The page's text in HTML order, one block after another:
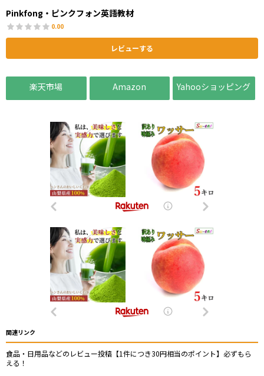
Pinkfong・ピンクフォン英語教材
0.00
レビューする
楽天市場 Amazon Yahooショッピング
関連リンク
食品・日用品などのレビュー投稿【1件につき30円相当のポイント】必ずもら
える！